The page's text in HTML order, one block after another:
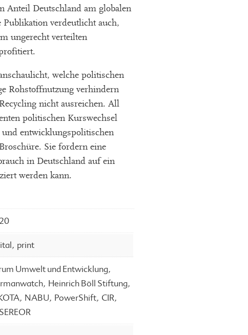
Anteil Deutschland am globalen
verdeutlicht auch,
ungerecht verteilten
welche politischen
Rohstoffnutzung verhindern
nicht ausreichen. All
politischen Kurswechsel
entwicklungspolitischen
Sie fordern eine
in Deutschland auf ein
werden kann.
, print
Umwelt und Entwicklung,
, Heinrich Böll Stiftung,
, NABU, PowerShift, CIR,